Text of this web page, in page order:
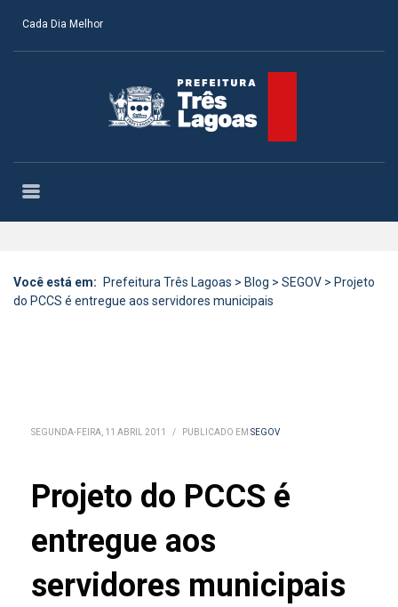
Cada Dia Melhor
Você está em: Prefeitura Três Lagoas > Blog > SEGOV > Projeto
do PCCS é entregue aos servidores municipais
SEGUNDA-FEIRA, 11 ABRIL 2011 / PUBLICADO EM SEGOV
Projeto do PCCS é
entregue aos
servidores municipais